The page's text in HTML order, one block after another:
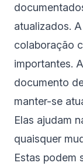
atualizados.
colaboração
importantes.
documento
manter-se
Elas ajudam
quaisquer
Estas podem